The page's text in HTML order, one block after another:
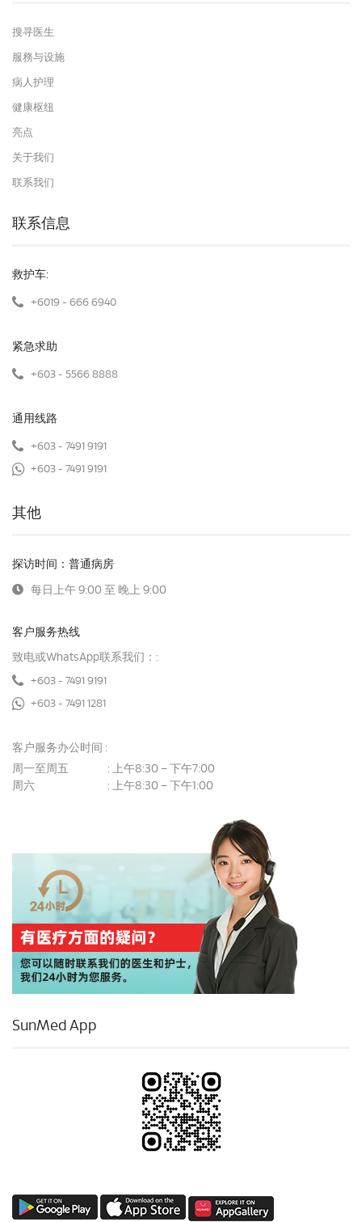
搜寻医生
服務与设施
病人护理
健康枢纽
亮点
关于我们
联系我们
联系信息
救护车:
+6019 - 666 6940
紧急求助
+603 - 5566 8888
通用线路
+603 - 7491 9191
+603 - 7491 9191
其他
探访时间：普通病房
每日上午 9:00 至 晚上 9:00
客户服务热线
致电或WhatsApp联系我们：:
+603 - 7491 9191
+603 - 7491 1281
客户服务办公时间 :
周一至周五
: 上午8:30 – 下午7:00
周六
: 上午8:30 – 下午1:00
SunMed App